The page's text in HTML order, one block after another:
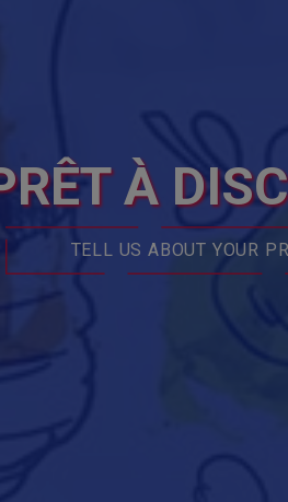
À
TELL US ABOUT YOUR